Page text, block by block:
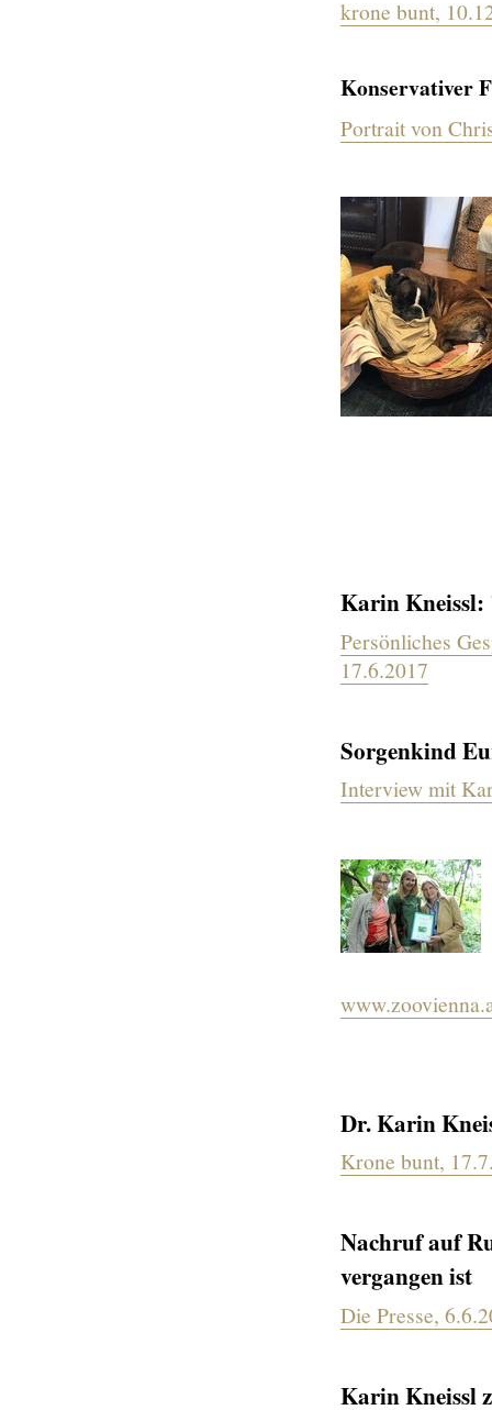
krone bunt,
Konservativer
Portrait von
Karin Kneissl:
Persönliches
17.6.2017
Sorgenkind
Interview mit
Dr. Karin
Krone bunt,
Nachruf auf
vergangen ist
Die Presse,
Karin Kneissl